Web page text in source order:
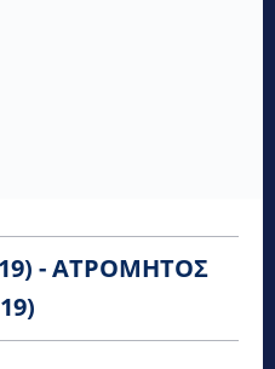
- ΑΤΡΌΜΗΤΟΣ